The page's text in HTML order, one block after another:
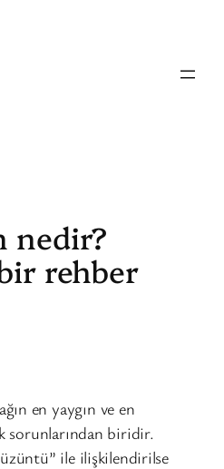
nedir?
rehber
en yaygın ve en
sorunlarından biridir.
ile ilişkilendirilse